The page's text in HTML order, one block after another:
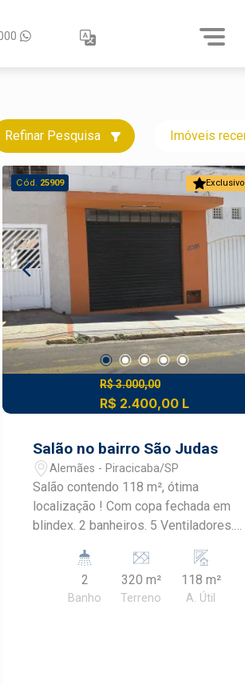
Refinar Pesquisa
Exclusivo
Cód. 25909
R$ 3.000,00
R$ 2.400,00 L
Salão no bairro São Judas
Alemães - Piracicaba/SP
Salão contendo 118 m², ótima
localização ! Com copa fechada em
blindex. 2 banheiros. 5 Ventiladores.
azulejado.
2
Banho
320 m²
Terreno
118 m²
A. Útil